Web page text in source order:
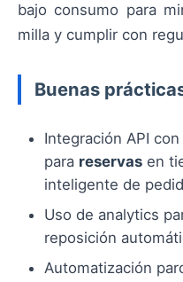
bajo consumo para
milla y cumplir con
Buenas
Integración API
para reservas en
inteligente de
Uso de analytics
reposición
Automatización